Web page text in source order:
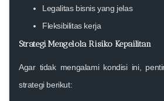
Legalitas bisnis yang jelas
Fleksibilitas kerja
Strategi Mengelola Risiko Kepailitan
Agar tidak mengalami kondisi ini,
strategi berikut: